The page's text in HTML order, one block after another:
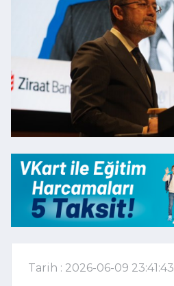
Tarih : 2026-06-09 23:41:43